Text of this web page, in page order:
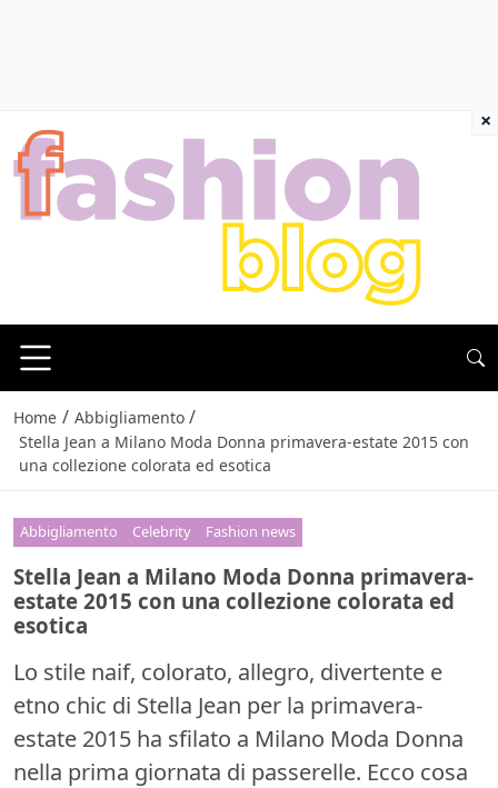
Home / Abbigliamento /
Stella Jean a Milano Moda Donna primavera-estate 2015 con
una collezione colorata ed esotica
Abbigliamento Celebrity Fashion news
Stella Jean a Milano Moda Donna primavera-
estate 2015 con una collezione colorata ed
esotica
Lo stile naif, colorato, allegro, divertente e
etno chic di Stella Jean per la primavera-
estate 2015 ha sfilato a Milano Moda Donna
nella prima giornata di passerelle. Ecco cosa
×